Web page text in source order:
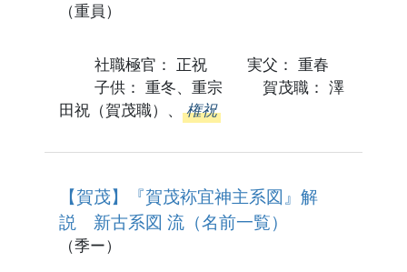
（重員）
社職極官： 正祝 実父： 重春
子供： 重冬、重宗 賀茂職： 澤
田祝（賀茂職）、 権祝
【賀茂】『賀茂袮宜神主系図』解
説 新古系図 流（名前一覧）
（季ー）